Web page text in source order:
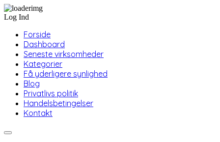
Log Ind
Forside
Dashboard
Seneste virksomheder
Kategorier
Få yderligere synlighed
Blog
Privatlivs politik
Handelsbetingelser
Kontakt